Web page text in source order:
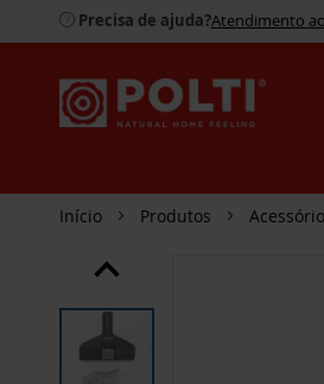
Precisa de ajuda?Atendimento
Início Produtos
SALTAR
O
FINAL
DA
GALERIA